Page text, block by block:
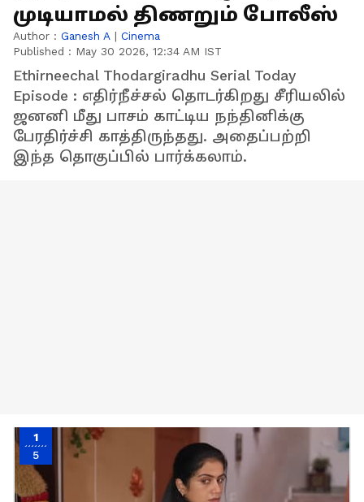
முடியாமல் திணறும் போலீஸ்
Author : Ganesh A | Cinema
Published : May 30 2026, 12:34 AM IST
Ethirneechal Thodargiradhu Serial Today
Episode : எதிர்நீச்சல் தொடர்கிறது சீரியலில்
ஜனனி மீது பாசம் காட்டிய நந்தினிக்கு
பேரதிர்ச்சி காத்திருந்தது. அதைப்பற்றி
இந்த தொகுப்பில் பார்க்கலாம்.
1
5